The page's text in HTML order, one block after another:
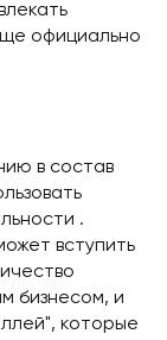
официально
в состав
.
вступить
бизнесом, и
которые